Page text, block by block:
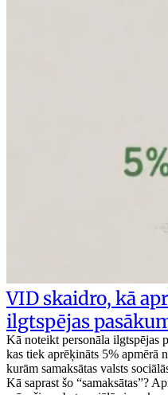
VID skaidro, kā
ilgtspējas
Kā noteikt personāla ilgtspējas
kas tiek aprēķināts 5% apmērā
kurām samaksātas valsts
Kā saprast šo “samaksātas”?